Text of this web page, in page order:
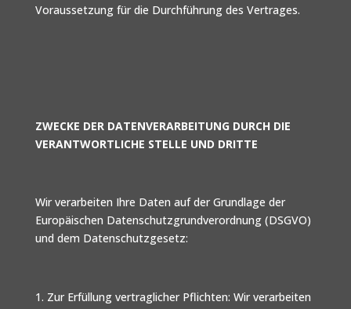
Voraussetzung für die Durchführung des Vertrages.
ZWECKE DER DATENVERARBEITUNG DURCH DIE
VERANTWORTLICHE STELLE UND DRITTE
Wir verarbeiten Ihre Daten auf der Grundlage der
Europäischen Datenschutzgrundverordnung (DSGVO)
und dem Datenschutzgesetz:
Zur Erfüllung vertraglicher Pflichten: Wir verarbeiten